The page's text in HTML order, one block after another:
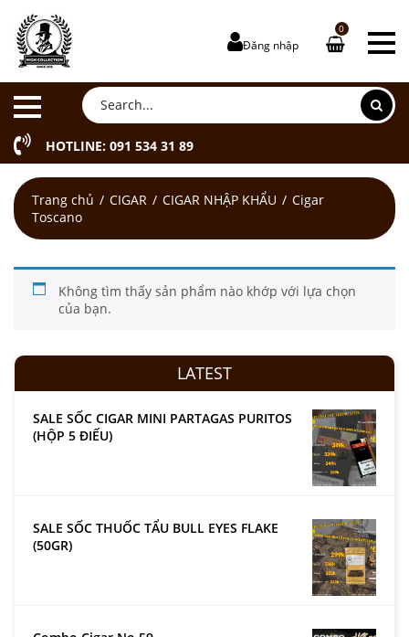
Đăng nhập
0
HOTLINE: 091 534 31 89
Trang chủ CIGAR CIGAR NHẬP KHẨU
Cigar
Toscano
Không tìm thấy sản phẩm nào khớp với lựa chọn
của bạn.
LATEST
SALE SỐC CIGAR MINI PARTAGAS PURITOS
(HỘP 5 ĐIẾU)
SALE SỐC THUỐC TẨU BULL EYES FLAKE
(50GR)